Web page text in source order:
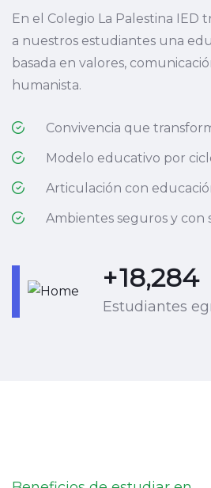
En el Colegio La Palestina IED
a nuestros estudiantes una
basada en valores,
humanista.
Convivencia que
Modelo educativo por
Articulación con
Ambientes seguros y con
+23,507
Estudiantes